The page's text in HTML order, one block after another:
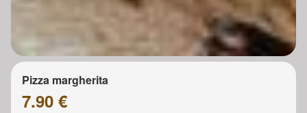
Pizza margherita
7.90 €